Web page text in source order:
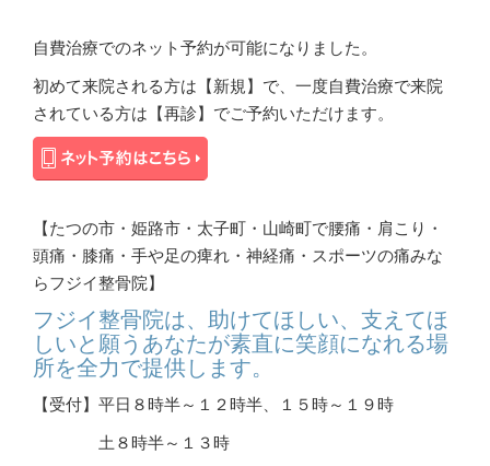
自費治療でのネット予約が可能になりました。
初めて来院される方は【新規】で、一度自費治療で来院
されている方は【再診】でご予約いただけます。
【たつの市・姫路市・太子町・山崎町で腰痛・肩こり・
頭痛・膝痛・手や足の痺れ・神経痛・スポーツの痛みな
らフジイ整骨院】
フジイ整骨院は、助けてほしい、支えてほ
しいと願うあなたが素直に笑顔になれる場
所を全力で提供します。
【受付】平日８時半～１２時半、１５時～１９時
土８時半～１３時